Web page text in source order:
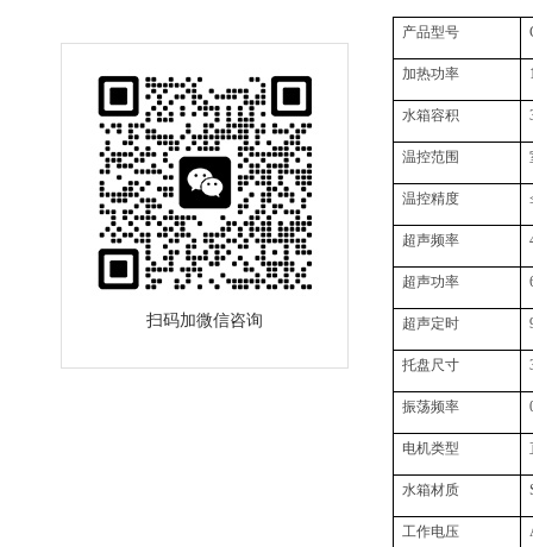
扫码加微信咨询
产品型号
加热功率
水箱容积
温控范围
温控精度
超声频率
超声功率
超声定时
托盘尺寸
振荡频率
电机类型
水箱材质
工作电压